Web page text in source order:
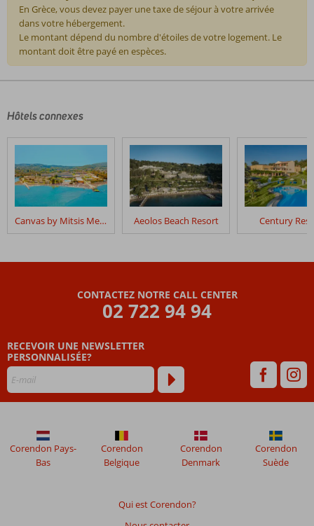
En Grèce, vous devez payer une taxe de séjour à votre arrivée
dans votre hébergement.
Le montant dépend du nombre d'étoiles de votre logement. Le
montant doit être payé en espèces.
écrits
nos
après
leur
séjour
Canvas
de
plus
mois
sont
plus
affichés
Hôtels connexes
Canvas by Mitsis Messonghi Aeolos Beach Resort Century
CONTACTEZ NOTRE CALL CENTER
02 722 94 94
RECEVOIR UNE NEWSLETTER
PERSONNALISÉE?
Qui est Corendon?
Corendon Pays-
Bas
Corendon
Belgique
Corendon
Denmark
Corendon
Suède